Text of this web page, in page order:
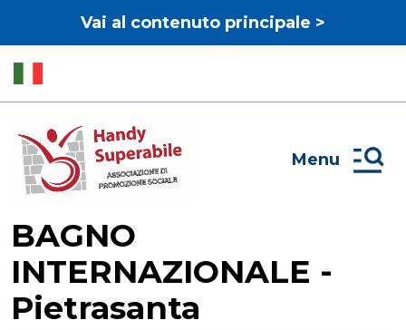
Vai al contenuto principale >
Menu
BAGNO
INTERNAZIONALE -
Pietrasanta